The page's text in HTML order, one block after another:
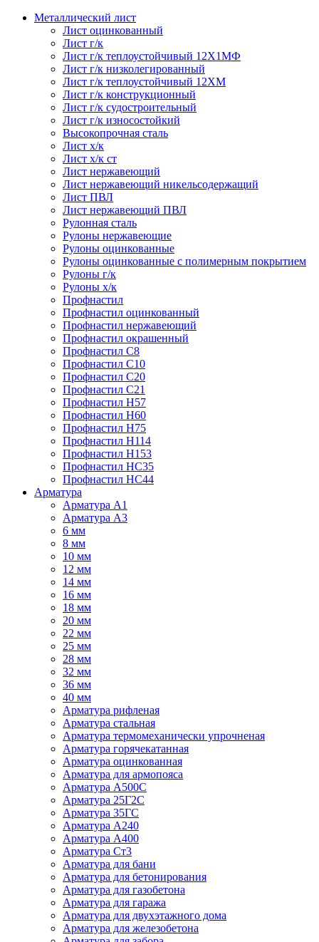
Металлический лист
Лист оцинкованный
Лист г/к
Лист г/к теплоустойчивый 12Х1МФ
Лист г/к низколегированный
Лист г/к теплоустойчивый 12ХМ
Лист г/к конструкционный
Лист г/к судостроительный
Лист г/к износостойкий
Высокопрочная сталь
Лист х/к
Лист х/к ст
Лист нержавеющий
Лист нержавеющий никельсодержащий
Лист ПВЛ
Лист нержавеющий ПВЛ
Рулонная сталь
Рулоны нержавеющие
Рулоны оцинкованные
Рулоны оцинкованные с полимерным покрытием
Рулоны г/к
Рулоны х/к
Профнастил
Профнастил оцинкованный
Профнастил нержавеющий
Профнастил окрашенный
Профнастил С8
Профнастил С10
Профнастил С20
Профнастил С21
Профнастил Н57
Профнастил Н60
Профнастил Н75
Профнастил Н114
Профнастил Н153
Профнастил НС35
Профнастил НС44
Арматура
Арматура А1
Арматура А3
6 мм
8 мм
10 мм
12 мм
14 мм
16 мм
18 мм
20 мм
22 мм
25 мм
28 мм
32 мм
36 мм
40 мм
Арматура рифленая
Арматура стальная
Арматура термомеханически упрочненая
Арматура горячекатанная
Арматура оцинкованная
Арматура для армопояса
Арматура A500С
Арматура 25Г2С
Арматура 35ГС
Арматура А240
Арматура А400
Арматура Ст3
Арматура для бани
Арматура для бетонирования
Арматура для газобетона
Арматура для гаража
Арматура для двухэтажного дома
Арматура для железобетона